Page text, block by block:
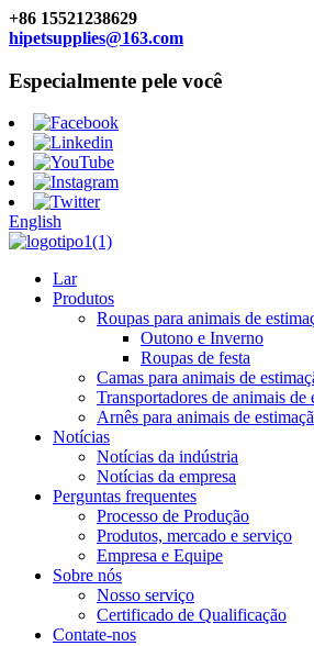
+86 15521238629
hipetsupplies@163.com
Especialmente pele você
English
Lar
Produtos
Roupas para animais de
Outono e Inverno
Roupas de festa
Camas para animais de
Transportadores de animais de
Arnês para animais de
Notícias
Notícias da indústria
Notícias da empresa
Perguntas frequentes
Processo de Produção
Produtos, mercado e serviço
Empresa e Equipe
Sobre nós
Nosso serviço
Certificado de Qualificação
Contate-nos